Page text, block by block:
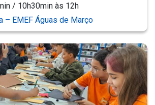
/ 10h30min às 12h
– EMEF Águas de Março